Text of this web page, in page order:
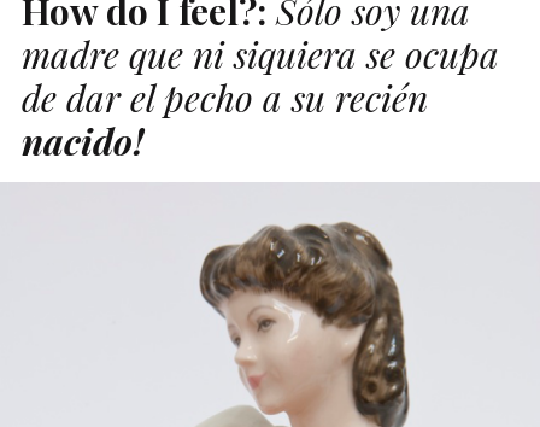
How do I feel?: Sólo soy una
madre que ni siquiera se ocupa
de dar el pecho a su recién
nacido!